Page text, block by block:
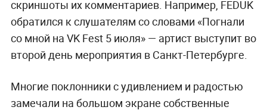
скриншоты их комментариев. Например, FEDUK
обратился к слушателям со словами «Погнали
со мной на VK Fest 5 июля» — артист выступит во
второй день мероприятия в Санкт-Петербурге.
Многие поклонники с удивлением и радостью
замечали на большом экране собственные